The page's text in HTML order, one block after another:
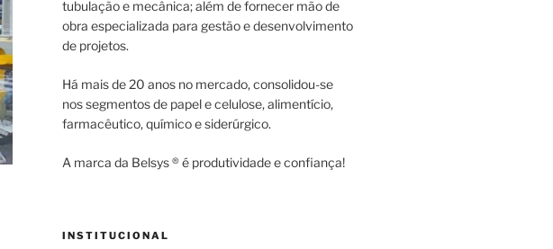
tubulação e mecânica; além de fornecer mão de
obra especializada para gestão e desenvolvimento
de projetos.
Há mais de 20 anos no mercado, consolidou-se
nos segmentos de papel e celulose, alimentício,
farmacêutico, químico e siderúrgico.
A marca da Belsys ® é produtividade e confiança!
INSTITUCIONAL